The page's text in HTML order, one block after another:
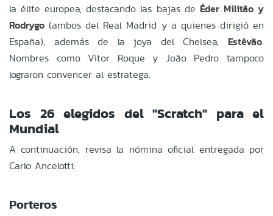
la élite europea, destacando las bajas de Éder Militão y
Rodrygo (ambos del Real Madrid y a quienes dirigió en
España), además de la joya del Chelsea, Estêvão.
Nombres como Vitor Roque y João Pedro tampoco
lograron convencer al estratega.
Los 26 elegidos del "Scratch" para el
Mundial
A continuación, revisa la nómina oficial entregada por
Carlo Ancelotti:
Porteros